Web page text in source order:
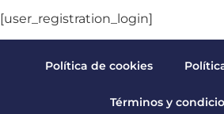
[user_registration_login]
Política de cookies
Términos y